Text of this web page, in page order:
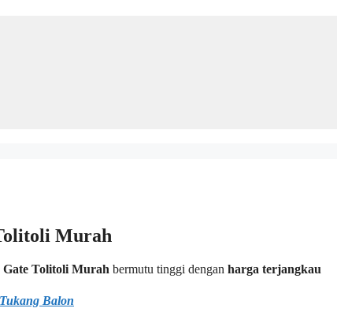
Murah
Gate Tolitoli Murah bermutu tinggi dengan harga terjangkau
Tukang Balon